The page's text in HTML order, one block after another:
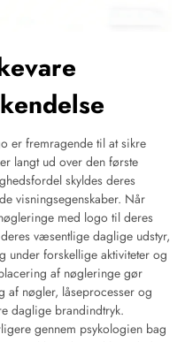
er fremragende til at sikre
langt ud over den første
skyldes deres
visningsegenskaber. Når
med logo til deres
væsentlige daglige udstyr,
under forskellige aktiviteter og
af nøgleringe gør
af nøgler, låseprocesser og
daglige brandindtryk.
gennem psykologien bag